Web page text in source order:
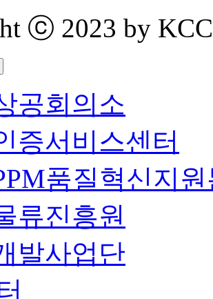
ⓒ 2023 by
공회의소
증서비스센터
품질혁신지
류진흥원
발사업단